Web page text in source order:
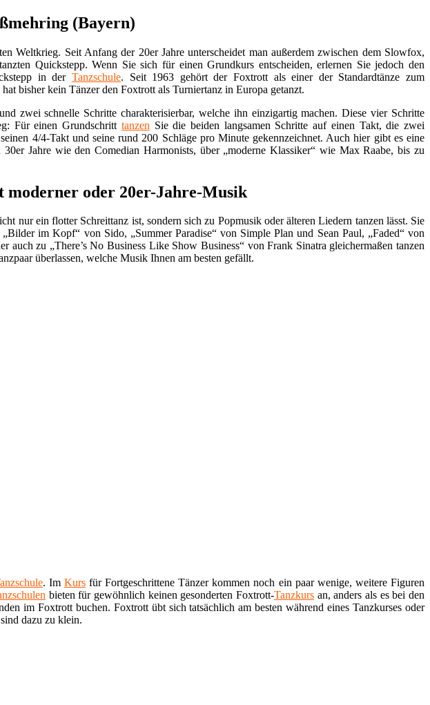
(Bayern)
Weltkrieg. Seit Anfang der 20er Jahre unterscheidet man außerdem zwischen dem Slowfox,
Quickstepp. Wenn Sie sich für einen Grundkurs entscheiden, erlernen Sie jedoch den
in der Tanzschule. Seit 1963 gehört der Foxtrott als einer der Standardtänze zum
bisher kein Tänzer den Foxtrott als Turniertanz in Europa getanzt.
zwei schnelle Schritte charakterisierbar, welche ihn einzigartig machen. Diese vier Schritte
Für einen Grundschritt tanzen Sie die beiden langsamen Schritte auf einen Takt, die zwei
4/4-Takt und seine rund 200 Schläge pro Minute gekennzeichnet. Auch hier gibt es eine
Jahre wie den Comedian Harmonists, über „moderne Klassiker“ wie Max Raabe, bis zu
oder 20er-Jahre-Musik
nur ein flotter Schreittanz ist, sondern sich zu Popmusik oder älteren Liedern tanzen lässt. Sie
im Kopf“ von Sido, „Summer Paradise“ von Simple Plan und Sean Paul, „Faded“ von
zu „There’s No Business Like Show Business“ von Frank Sinatra gleichermaßen tanzen
überlassen, welche Musik Ihnen am besten gefällt.
. Im Kursfür Fortgeschrittene Tänzer kommen noch ein paar wenige, weitere Figuren
bieten für gewöhnlich keinen gesonderten Foxtrott-Tanzkurs an, anders als es bei den
im Foxtrott buchen. Foxtrott übt sich tatsächlich am besten während eines Tanzkurses oder
dazu zu klein.